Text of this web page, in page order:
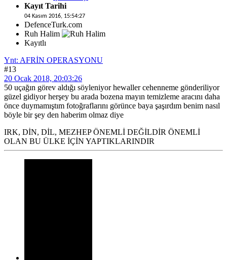
Kayıt Tarihi
04 Kasım 2016, 15:54:27
DefenceTurk.com
Ruh Halim
Kayıtlı
Ynt: AFRİN OPERASYONU
#13
20 Ocak 2018, 20:03:26
50 uçağın görev aldığı söyleniyor hewaller cehenneme gönderiliyor
güzel gidiyor herşey bu arada bozena mayın temizleme aracını daha
önce duymamıştım fotoğraflarını görünce baya şaşırdım benim nasıl
böyle bir şey den haberim olmaz diye
IRK, DİN, DİL, MEZHEP ÖNEMLİ DEĞİLDİR ÖNEMLİ
OLAN BU ÜLKE İÇİN YAPTIKLARINDIR